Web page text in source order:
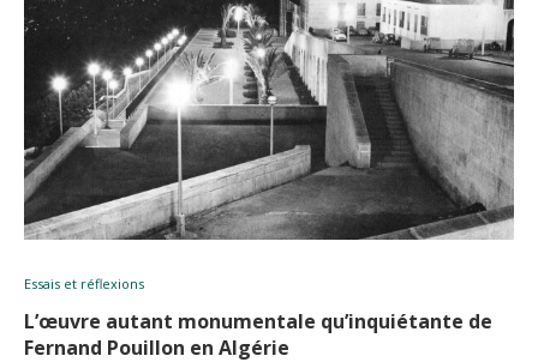
Essais et réflexions
L’œuvre autant monumentale qu’inquiétante de
Fernand Pouillon en Algérie